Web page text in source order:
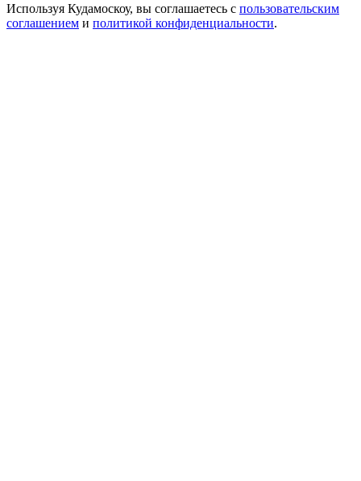
Используя Кудамоскоу, вы соглашаетесь с пользовательским
соглашением и политикой конфиденциальности.